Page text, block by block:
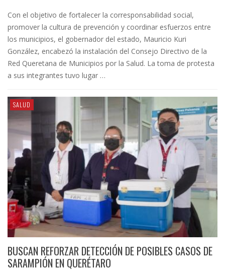
Con el objetivo de fortalecer la corresponsabilidad social,
promover la cultura de prevención y coordinar esfuerzos entre
los municipios, el gobernador del estado, Mauricio Kuri
González, encabezó la instalación del Consejo Directivo de la
Red Queretana de Municipios por la Salud. La toma de protesta
a sus integrantes tuvo lugar …
SALUD
BUSCAN REFORZAR DETECCIÓN DE POSIBLES CASOS DE
SARAMPIÓN EN QUERÉTARO